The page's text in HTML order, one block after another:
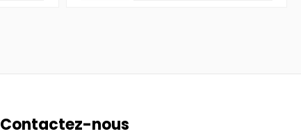
Contactez-nous